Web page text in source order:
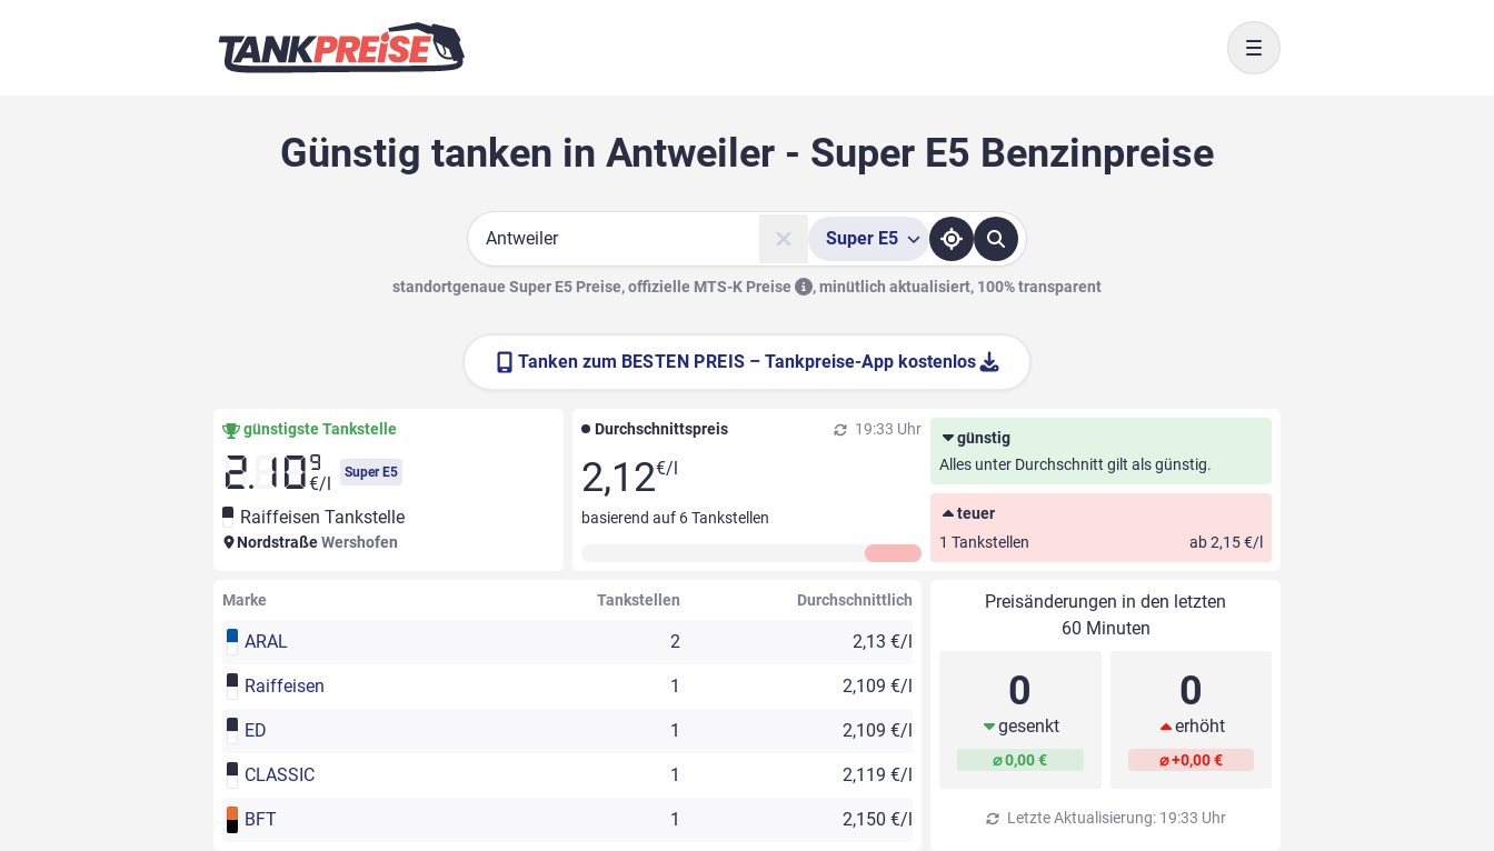
Toggle navigation
Günstig tanken in Antweiler - Super E5 Benzinpreise
Suche
Super E5
standortgenaue Super E5 Preise, offizielle MTS-K Preise ,minütlich aktualisiert, 100% transparent
Tanken zum BESTEN PREIS – Tankpreise-App kostenlos
günstigste Tankstelle
2.10 9
€/l
Super E5
Raiffeisen Tankstelle
NordstraßeWershofen
Durchschnittspreis 19:33 Uhr
2,12€/l
basierend auf 6Tankstellen
günstig
Alles unter Durchschnitt gilt als günstig.
teuer
1 Tankstellen
ab 2,15 €/l
Marke Tankstellen Durchschnittlich
ARAL 2 2,13 €/l
Raiffeisen 1 2,109 €/l
ED 1 2,109 €/l
CLASSIC 1 2,119 €/l
BFT 1 2,150 €/l
Preisänderungen in den letzten
60 Minuten
0
gesenkt
⌀ 0,00 €
0
erhöht
⌀ +0,00 €
Letzte Aktualisierung: 19:33 Uhr